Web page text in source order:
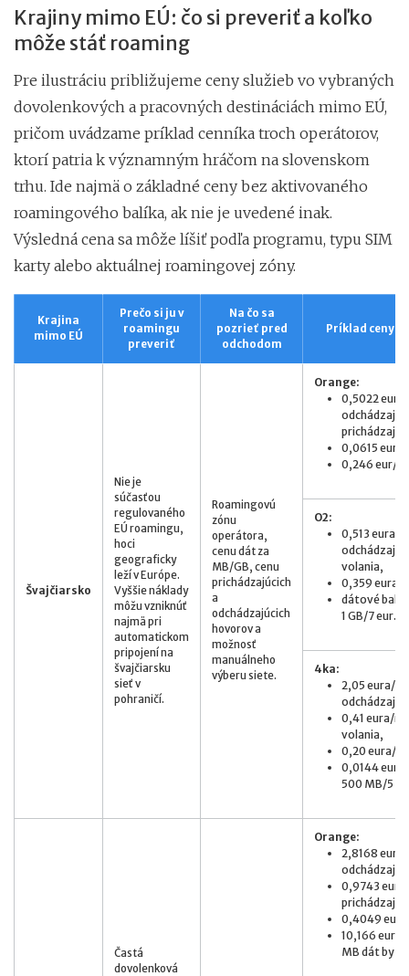
Krajiny mimo EÚ: čo si preveriť a koľko
môže stáť roaming
Pre ilustráciu približujeme ceny služieb vo vybraných
dovolenkových a pracovných destináciách mimo EÚ,
pričom uvádzame príklad cenníka troch operátorov,
ktorí patria k významným hráčom na slovenskom
trhu. Ide najmä o základné ceny bez aktivovaného
roamingového balíka, ak nie je uvedené inak.
Výsledná cena sa môže líšiť podľa programu, typu SIM
karty alebo aktuálnej roamingovej zóny.
Krajina
mimo EÚ
Prečo si ju v
roamingu
preveriť
Na čo sa
pozrieť pred
odchodom
Príklad ceny a
Švajčiarsko
Nie je
súčasťou
regulovaného
EÚ roamingu,
hoci
geograficky
leží v Európe.
Vyššie náklady
môžu vzniknúť
najmä pri
automatickom
pripojení na
švajčiarsku
sieť v
pohraničí.
Roamingovú
zónu
operátora,
cenu dát za
MB/GB, cenu
prichádzajúcich
a
odchádzajúcich
hovorov a
možnosť
manuálneho
výberu siete.
Orange:
0,5022 eur/
0,0615 eur/
0,246 eur/
O2:
0,513 eura za
volania,
0,359 eura
dátové
1 GB/7 eur.
4ka:
2,05 eura/
0,41 eura/
volania,
0,20 eura/
0,0144 eur/
500 MB/5
Častá
dovolenková
Orange:
2,8168 eur/
0,9743 eur/
0,4049 eur/
10,166 eur/
MB dát by